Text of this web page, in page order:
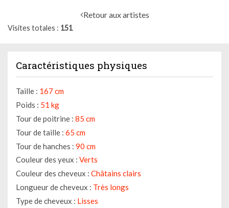
Retour aux artistes
Visites totales 151
Caractéristiques physiques
Taille : 167 cm
Poids : 51 kg
Tour de poitrine : 85 cm
Tour de taille : 65 cm
Tour de hanches : 90 cm
Couleur des yeux : Verts
Couleur des cheveux : Châtains clairs
Longueur de cheveux : Très longs
Type de cheveux : Lisses